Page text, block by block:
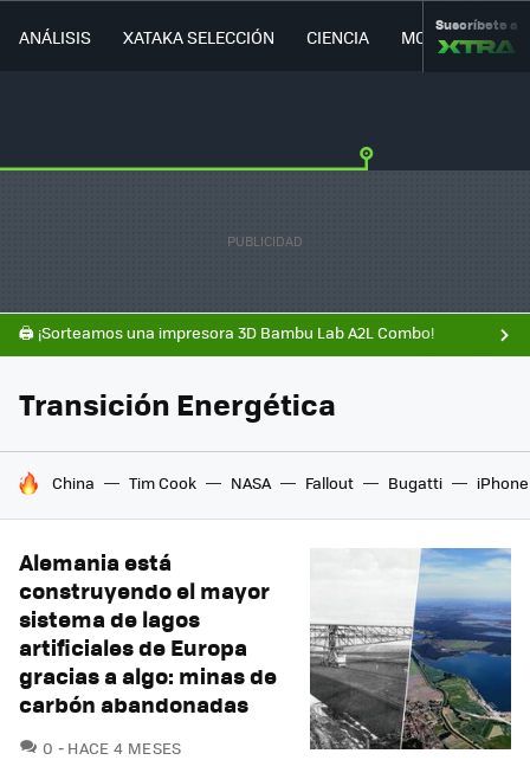
ANÁLISIS XATAKA SELECCIÓN CIENCIA MOVILIDAD
Suscríbete a
🖨️ ¡Sorteamos una impresora 3D Bambu Lab A2L Combo!
Transición Energética
HOY SE HABLA DE
China Tim Cook NASA Fallout Bugatti iPhone
Alemania está
construyendo el mayor
sistema de lagos
artificiales de Europa
gracias a algo: minas de
carbón abandonadas
0 COMENTARIOS
HACE 4 MESES